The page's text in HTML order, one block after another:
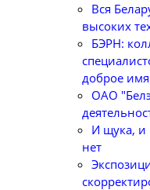
Вся
высоких
БЭРН:
доброе имя
ОАО
И щука, и
нет